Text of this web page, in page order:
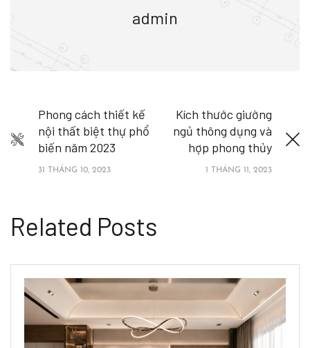
admin
Phong cách thiết kế
nội thất biệt thự phổ
biến năm 2023
31 THÁNG 10, 2023
Kích thước giường
ngủ thông dụng và
hợp phong thủy
1 THÁNG 11, 2023
Related Posts